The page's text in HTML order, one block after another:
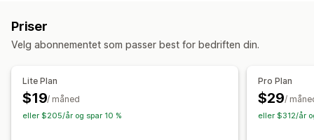
Strekkoder
Manual Multi Sanntid Tilpasset
Bestillingsoppdateringer
Sanntidssynkronisering
Priser
Velg abonnementet som passer best for bedriften din.
Lite Plan
$19/ måned
eller $205/år og spar 10 %
Pro Plan
$29/
eller $312/år